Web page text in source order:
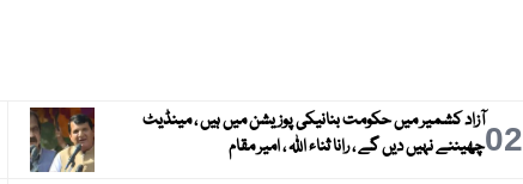
02آزاد کشمیر میں حکومت بنانیکی پوزیشن میں ہیں ، مینڈیٹ
چھیننے نہیں دیں گے ، رانا ثناء اللہ ، امیر مقام